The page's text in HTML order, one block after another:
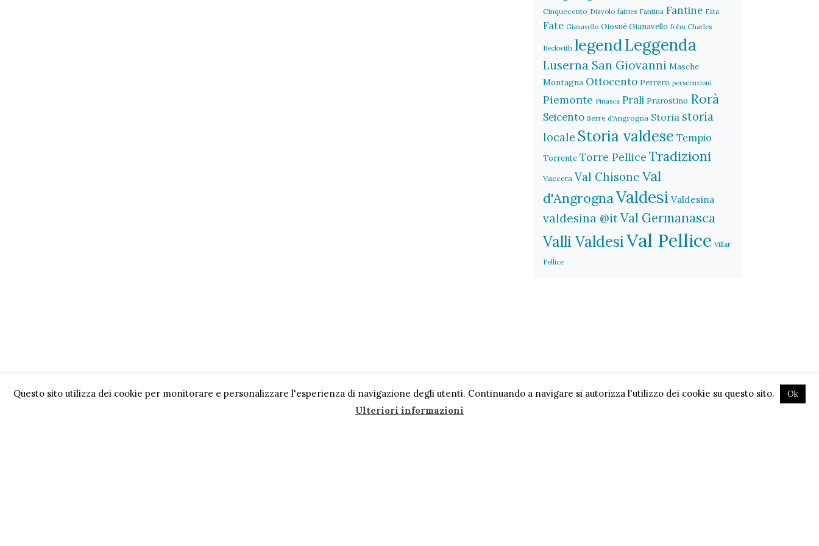
Cinquecento Diavolo fairies Fantina Fantine Fata
Fate Gianavello Giosuè Gianavello John Charles
Beckwith legendLeggenda
Luserna San Giovanni Masche
Montagna Ottocento Perrero persecuzioni
Piemonte Pinasca Prali Prarostino Rorà
Seicento Serre d'Angrogna Storia storia
locale Storia valdese Tempio
Torrente Torre Pellice Tradizioni
Vaccera Val Chisone Val
d'AngrognaValdesi Valdesina
valdesina @itVal Germanasca
Valli ValdesiVal Pellice Villar
Pellice
Questo sito utilizza dei cookie per monitorare e personalizzare l'esperienza di navigazione degli utenti. Continuando a navigare si autorizza l'utilizzo dei cookie su questo sito. Ok
Ulteriori informazioni